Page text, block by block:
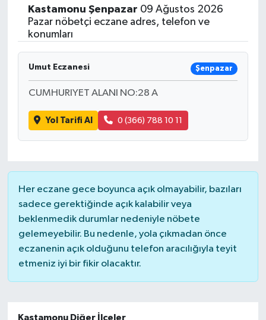
Kastamonu Şenpazar 09 Ağustos 2026
Pazar nöbetçi eczane adres, telefon ve
konumları
Umut Eczanesi Şenpazar
CUMHURIYET ALANI NO:28 A
Yol Tarifi Al 0 (366) 788 10 11
Her eczane gece boyunca açık olmayabilir, bazıları
sadece gerektiğinde açık kalabilir veya
beklenmedik durumlar nedeniyle nöbete
gelemeyebilir. Bu nedenle, yola çıkmadan önce
eczanenin açık olduğunu telefon aracılığıyla teyit
etmeniz iyi bir fikir olacaktır.
Kastamonu Diğer İlçeler